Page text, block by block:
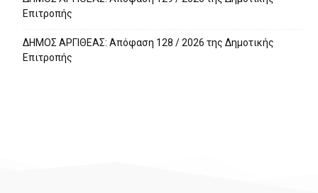
Επιτροπής
ΔΗΜΟΣ ΑΡΓΙΘΕΑΣ: Απόφαση 128 / 2026 της Δημοτικής
Επιτροπής